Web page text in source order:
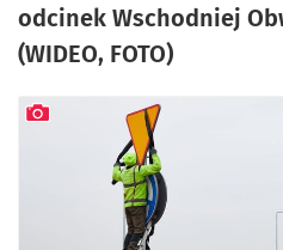
odcinek Wschodniej
(WIDEO, FOTO)